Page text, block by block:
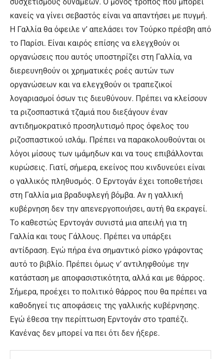
κανείς να γίνει σεβαστός είναι να απαντήσει με πυγμή.
Η Γαλλία θα όφειλε ν’ απελάσει τον Τούρκο πρέσβη από
το Παρίσι. Είναι καιρός επίσης να ελεγχθούν οι
οργανώσεις που αυτός υποστηρίζει στη Γαλλία, να
διερευνηθούν οι χρηματικές ροές αυτών των
οργανώσεων και να ελεγχθούν οι τραπεζικοί
λογαριασμοί όσων τις διευθύνουν. Πρέπει να κλείσουν
τα ριζοσπαστικά τζαμιά που διεξάγουν έναν
αντιδημοκρατικό προσηλυτισμό προς όφελος του
ριζοσπαστικού ισλάμ. Πρέπει να παρακολουθούνται οι
λόγοι μίσους των ιμάμηδων και να τους επιβάλλονται
κυρώσεις. Γιατί, σήμερα, εκείνος που κινδυνεύει είναι
ο γαλλικός πληθυσμός. Ο Ερντογάν έχει τοποθετήσει
στη Γαλλία μια βραδυφλεγή βόμβα. Αν η γαλλική
κυβέρνηση δεν την απενεργοποιήσει, αυτή θα εκραγεί.
Το καθεστώς Ερντογάν συνιστά μια απειλή για τη
Γαλλία και τους Γάλλους. Πρέπει να υπάρξει
αντίδραση. Εγώ πήρα ένα σημαντικό ρίσκο γράφοντας
αυτό το βιβλίο. Πρέπει όμως ν’ αντιληφθούμε την
κατάσταση με αποφασιστικότητα, αλλά και με θάρρος.
Σήμερα, προέχει το πολιτικό θάρρος που θα πρέπει να
καθοδηγεί τις αποφάσεις της γαλλικής κυβέρνησης.
Εγώ έθεσα την περίπτωση Ερντογάν στο τραπέζι.
Κανένας δεν μπορεί να πει ότι δεν ήξερε.